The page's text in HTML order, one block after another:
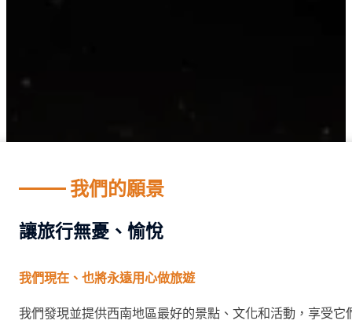
我們的願景
讓旅行無憂、愉悅
我們現在、也將永遠用心做旅遊
我們發現並提供西南地區最好的景點、文化和活動，享受